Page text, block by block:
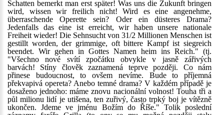
Schatten bemerkt man erst später! Was uns die Zukunft bringen
wird, wissen wir freilich nicht! Wird es eine angenehme,
überraschende Operette sein? Oder ein düsteres Drama?
Jedenfalls das eine ist erreicht, wir haben unsere nationale
Freiheit wieder! Die Sehnsucht von 31/2 Millionen Menschen ist
gestillt worden, der grimmige, oft bittere Kampf ist siegreich
beendet. Wir gehen in Gottes Namen heim ins Reich." (tj.
"Všechno nové svítí zpočátku obvykle v jasně zářivých
barvách! Stíny člověk zaznamená teprve později. Co nám
přinese budoucnost, to ovšem nevíme. Bude to příjemná
překvapivá opereta? Anebo temné drama? V každém případě je
dosaženo jednoho: máme znovu nacionální volnost! Touha tři a
půl milionu lidí je utišena, ten zuřivý, často trpký boj je vítězně
ukončen. Jdeme ve jménu Božím do Říše." Tolik poslední